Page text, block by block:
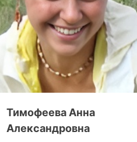
Тимофеева Анна
Александровна